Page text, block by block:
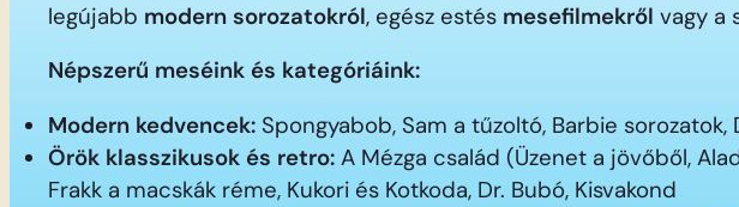
legújabb modern sorozatokról, egész estés mesefilmekről vagy a
Népszerű meséink és kategóriáink:
Modern kedvencek: Spongyabob, Sam a tűzoltó, Barbie
Örök klasszikusok és retro: A Mézga család (Üzenet a jövőből,
Frakk a macskák réme, Kukori és Kotkoda, Dr. Bubó, Kisvakond